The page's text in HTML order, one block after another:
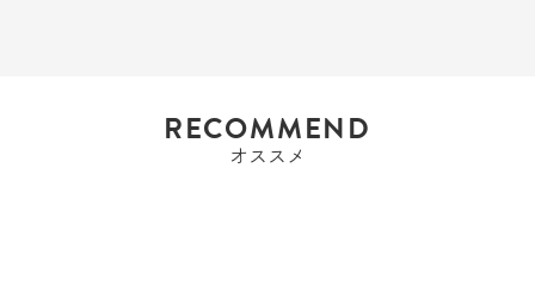
RECOMMEND
オススメ